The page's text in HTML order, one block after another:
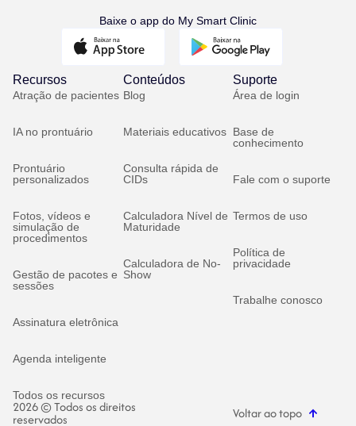
Baixe o app do My Smart Clinic
Recursos
Atração de pacientes
IA no prontuário
Prontuário
personalizados
Fotos, vídeos e
simulação de
procedimentos
Gestão de pacotes e
sessões
Assinatura eletrônica
Agenda inteligente
Todos os recursos
Conteúdos
Blog
Materiais educativos
Consulta rápida de
CIDs
Calculadora Nível de
Maturidade
Calculadora de No-
Show
Suporte
Área de login
Base de
conhecimento
Fale com o suporte
Termos de uso
Política de
privacidade
Trabalhe conosco
2026 © Todos os direitos
reservados Voltar ao topo